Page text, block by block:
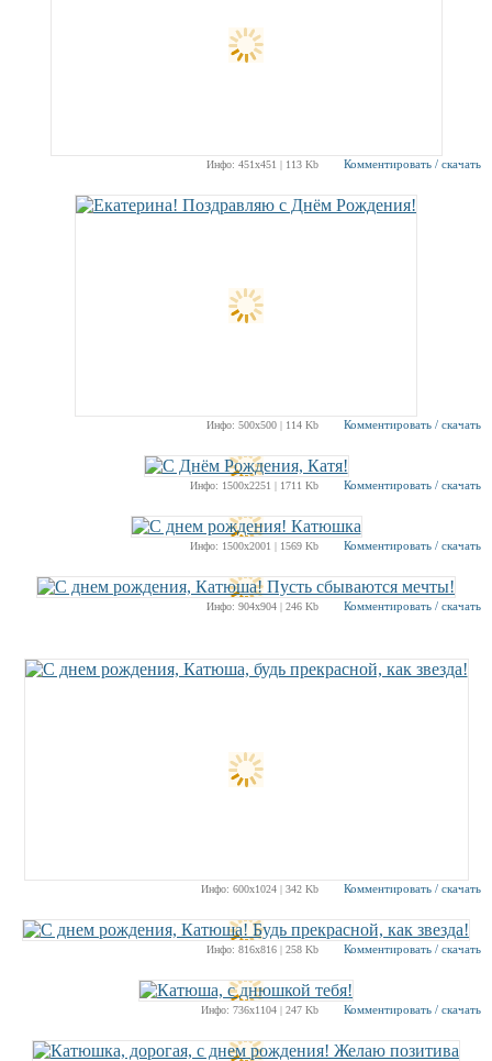
Инфо: 451х451 | 113 Kb Комментировать / скачать
Инфо: 500х500 | 114 Kb Комментировать / скачать
Инфо: 1500х2251 | 1711 Kb Комментировать / скачать
Инфо: 1500х2001 | 1569 Kb Комментировать / скачать
Инфо: 904х904 | 246 Kb Комментировать / скачать
Инфо: 600х1024 | 342 Kb Комментировать / скачать
Инфо: 816х816 | 258 Kb Комментировать / скачать
Инфо: 736х1104 | 247 Kb Комментировать / скачать